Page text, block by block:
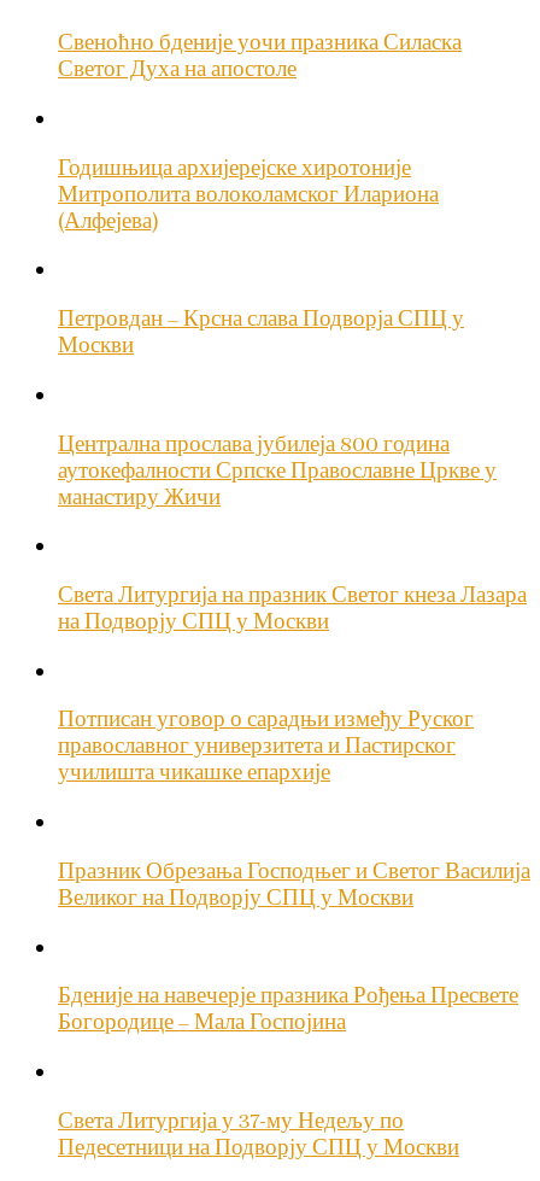
Свеноћно бденије уочи празника Силаска
Светог Духа на апостоле
Годишњица архијерејске хиротоније
Митрополита волоколамског Илариона
(Алфејева)
Петровдан – Крсна слава Подворја СПЦ у
Москви
Централна прослава јубилеја 800 година
аутокефалности Српске Православне Цркве у
манастиру Жичи
Света Литургија на празник Светог кнеза Лазара
на Подворју СПЦ у Москви
Потписан уговор о сарадњи између Руског
православног универзитета и Пастирског
училишта чикашке епархије
Празник Обрезања Господњег и Светог Василија
Великог на Подворју СПЦ у Москви
Бденије на навечерје празника Рођења Пресвете
Богородице – Мала Госпојина
Света Литургија у 37-му Недељу по
Педесетници на Подворју СПЦ у Москви